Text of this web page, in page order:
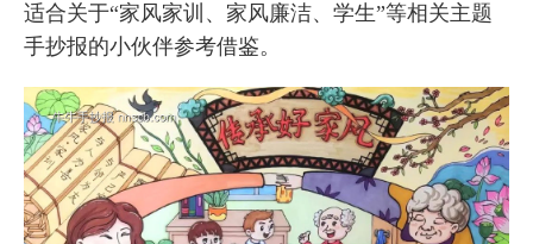
适合关于“家风家训、家风廉洁、学生”等相关主题
手抄报的小伙伴参考借鉴。